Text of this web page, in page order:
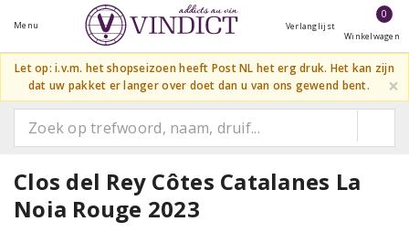
Menu Verlanglijst
0
Winkelwagen
Let op: i.v.m. het shopseizoen heeft Post NL het erg druk. Het kan zijn
dat uw pakket er langer over doet dan u van ons gewend bent.
×
Clos del Rey Côtes Catalanes La
Noia Rouge 2023